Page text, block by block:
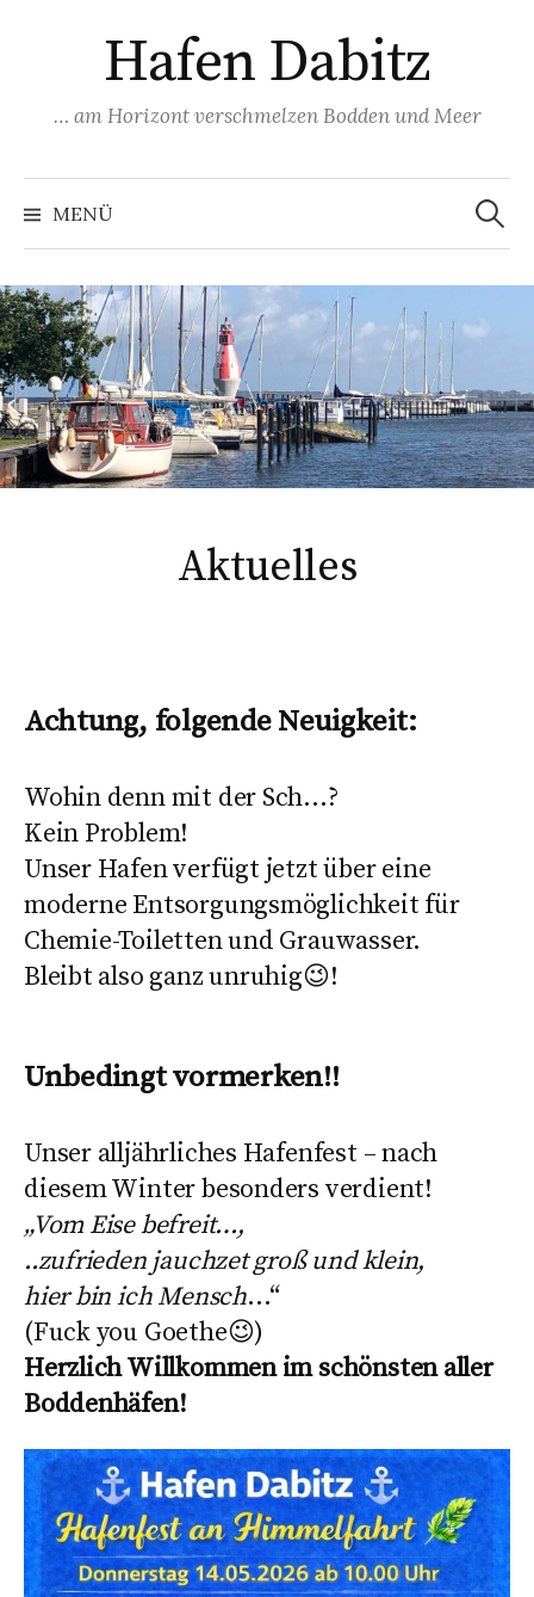
Hafen Dabitz
… am Horizont verschmelzen Bodden und Meer
MENÜ
Suchen
nach:
Aktuelles
Achtung, folgende Neuigkeit:
Wohin denn mit der Sch…?
Kein Problem!
Unser Hafen verfügt jetzt über eine
moderne Entsorgungsmöglichkeit für
Chemie-Toiletten und Grauwasser.
Bleibt also ganz unruhig😉!
Unbedingt vormerken!!
Unser alljährliches Hafenfest – nach
diesem Winter besonders verdient!
„Vom Eise befreit…,
..zufrieden jauchzet groß und klein,
hier bin ich Mensch…“
(Fuck you Goethe😉)
Herzlich Willkommen im schönsten aller
Boddenhäfen!